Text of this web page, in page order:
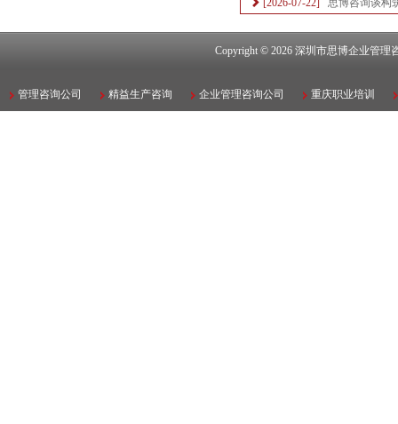
[2026-07-22] 思博咨询谈构
Copyright © 2026 深圳市思博企业管理
管理咨询公司 精益生产咨询 企业管理咨询公司 重庆职业培训